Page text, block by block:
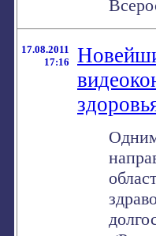
17.08.2011
17:16